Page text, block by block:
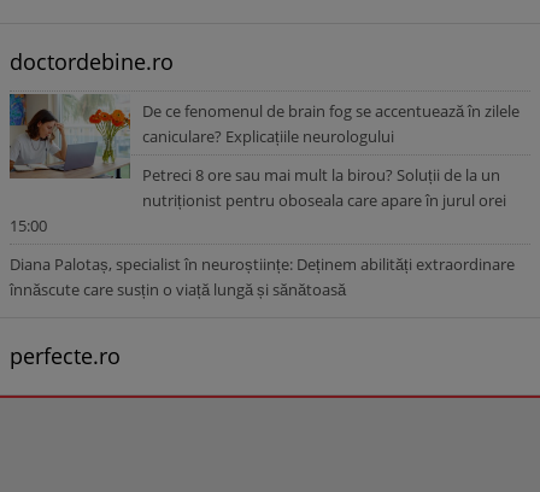
doctordebine.ro
De ce fenomenul de brain fog se accentuează în zilele
caniculare? Explicațiile neurologului
Petreci 8 ore sau mai mult la birou? Soluții de la un
nutriționist pentru oboseala care apare în jurul orei
15:00
Diana Palotaș, specialist în neuroștiințe: Deținem abilități extraordinare
înnăscute care susțin o viață lungă și sănătoasă
perfecte.ro